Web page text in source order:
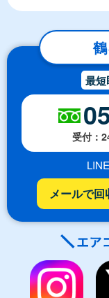
最短
受付：
メールで回